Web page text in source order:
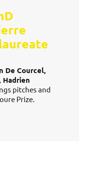
De Courcel,
Hadrien
pitches and
Prize.